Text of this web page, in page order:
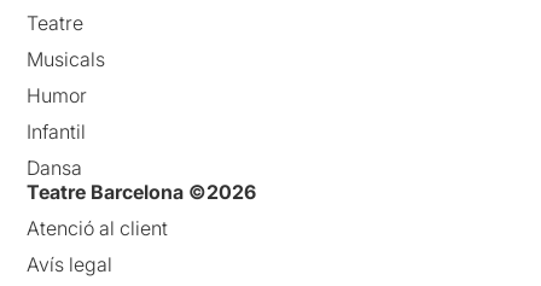
Teatre
Musicals
Humor
Infantil
Dansa
Teatre Barcelona ©2026
Atenció al client
Avís legal